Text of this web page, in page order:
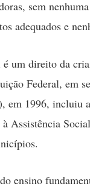
sem
adequados e
um direito da
Federal, em
em 1996, incluiu
Assistência
ensino